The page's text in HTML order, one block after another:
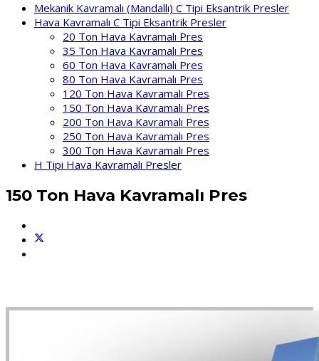
Mekanik Kavramalı (Mandallı) C Tipi Eksantrik Presler
Hava Kavramalı C Tipi Eksantrik Presler
20 Ton Hava Kavramalı Pres
35 Ton Hava Kavramalı Pres
60 Ton Hava Kavramalı Pres
80 Ton Hava Kavramalı Pres
120 Ton Hava Kavramalı Pres
150 Ton Hava Kavramalı Pres
200 Ton Hava Kavramalı Pres
250 Ton Hava Kavramalı Pres
300 Ton Hava Kavramalı Pres
H Tipi Hava Kavramalı Presler
150 Ton Hava Kavramalı Pres